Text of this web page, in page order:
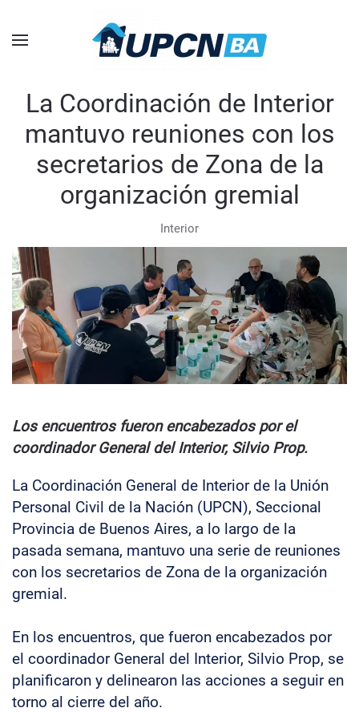
Skip to main content
La Coordinación de Interior
mantuvo reuniones con los
secretarios de Zona de la
organización gremial
Interior
Los encuentros fueron encabezados por el
coordinador General del Interior, Silvio Prop.
La Coordinación General de Interior de la Unión
Personal Civil de la Nación (UPCN), Seccional
Provincia de Buenos Aires, a lo largo de la
pasada semana, mantuvo una serie de reuniones
con los secretarios de Zona de la organización
gremial.
En los encuentros, que fueron encabezados por
el coordinador General del Interior, Silvio Prop, se
planificaron y delinearon las acciones a seguir en
torno al cierre del año.